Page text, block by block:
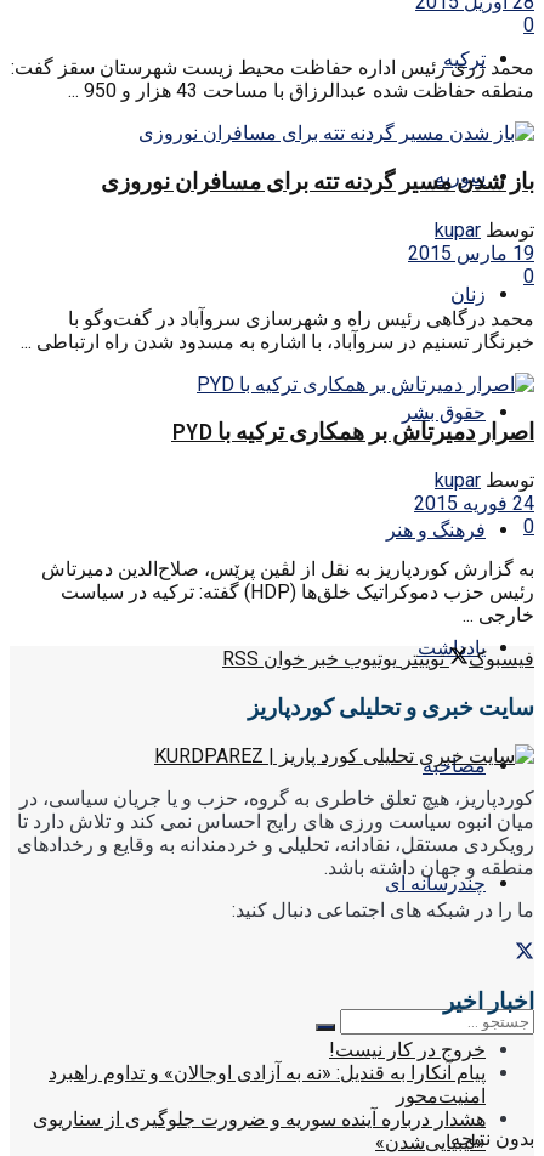
ترکیه
سوریه
زنان
حقوق بشر
فرهنگ و هنر
یادداشت
مصاحبه
چندرسانه ای
بدون نتیجه
0
محمد زری رئیس اداره حفاظت محیط زیست شهرستان سقز گفت:
منطقه حفاظت شده عبدالرزاق با مساحت 43 هزار و 950 ...
باز شدن مسیر گردنه تته برای مسافران نوروزی
توسط kupar
19 مارس 2015
0
محمد درگاهی رئیس راه و شهرسازی سروآباد در گفت‌وگو با
خبرنگار تسنیم در سروآباد، با اشاره به مسدود شدن راه ارتباطی ...
اصرار دمیرتاش بر همکاری ترکیه با PYD
توسط kupar
24 فوریه 2015
0
به گزارش کوردپاریز به نقل از لڤین پرێس، صلاح‌الدین دمیرتاش
رئیس حزب دموکراتیک خلق‌ها (HDP) گفته: ترکیه در سیاست
خارجی ...
فیسبوک
توییتر یوتیوب خبر خوان RSS
سایت خبری و تحلیلی کوردپاریز
کوردپاریز، هیچ تعلق خاطری به گروه، حزب و یا جریان سیاسی، در
میان انبوه سیاست ورزی های رایج احساس نمی کند و تلاش دارد تا
رویکردی مستقل، نقادانه، تحلیلی و خردمندانه به وقایع و رخدادهای
منطقه و جهان داشته باشد.
ما را در شبکه های اجتماعی دنبال کنید:
اخبار اخیر
خروج در کار نیست!
پیام آنکارا به قندیل: «نه به آزادی اوجالان» و تداوم راهبرد
امنیت‌محور
هشدار درباره آینده سوریه و ضرورت جلوگیری از سناریوی
«لیبیایی‌شدن»